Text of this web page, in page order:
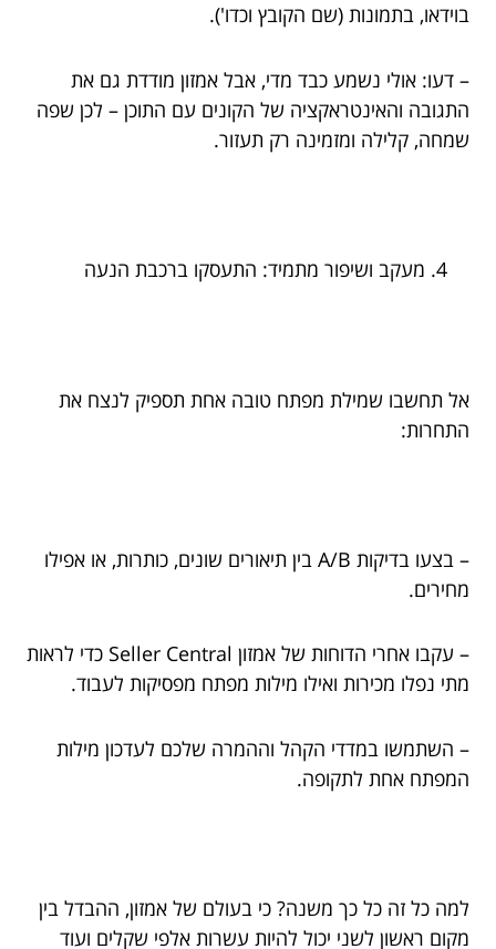
בוידאו, בתמונות (שם הקובץ וכדו').
– דעו: אולי נשמע כבד מדי, אבל אמזון מודדת גם את
התגובה והאינטראקציה של הקונים עם התוכן – לכן שפה
שמחה, קלילה ומזמינה רק תעזור.
מעקב ושיפור מתמיד: התעסקו ברכבת הנעה
אל תחשבו שמילת מפתח טובה אחת תספיק לנצח את
התחרות:
– בצעו בדיקות A/B בין תיאורים שונים, כותרות, או אפילו
מחירים.
– עקבו אחרי הדוחות של אמזון Seller Central כדי לראות
מתי נפלו מכירות ואילו מילות מפתח מפסיקות לעבוד.
– השתמשו במדדי הקהל וההמרה שלכם לעדכון מילות
המפתח אחת לתקופה.
למה כל זה כל כך משנה? כי בעולם של אמזון, ההבדל בין
מקום ראשון לשני יכול להיות עשרות אלפי שקלים ועוד